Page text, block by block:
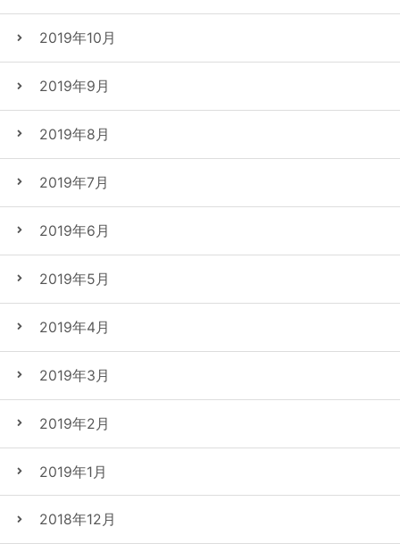
2019年10月
2019年9月
2019年8月
2019年7月
2019年6月
2019年5月
2019年4月
2019年3月
2019年2月
2019年1月
2018年12月